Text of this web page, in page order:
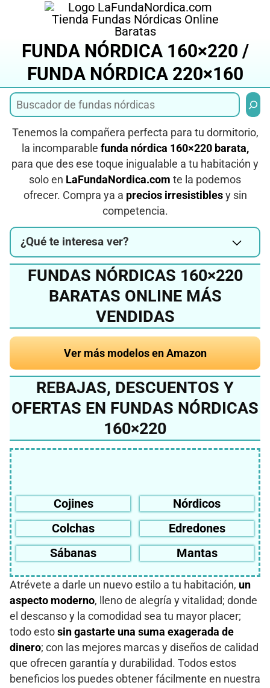
FUNDA NÓRDICA 160×220 /
FUNDA NÓRDICA 220×160
Tenemos la compañera perfecta para tu dormitorio,
la incomparable funda nórdica 160×220 barata,
para que des ese toque inigualable a tu habitación y
solo en LaFundaNordica.com te la podemos
ofrecer. Compra ya a precios irresistiblesy sin
competencia.
¿Qué te interesa ver?
FUNDAS NÓRDICAS 160×220
BARATAS ONLINE MÁS
VENDIDAS
Ver más modelos en Amazon
REBAJAS, DESCUENTOS Y
OFERTAS EN FUNDAS NÓRDICAS
160×220
Cojines
Nórdicos
Colchas
Edredones
Sábanas
Mantas
Atrévete a darle un nuevo estilo a tu habitación, un
aspecto moderno, lleno de alegría y vitalidad; donde
el descanso y la comodidad sea tu mayor placer;
todo esto sin gastarte una suma exagerada de
dinero; con las mejores marcas y diseños de calidad
que ofrecen garantía y durabilidad. Todos estos
beneficios los puedes obtener fácilmente en nuestra